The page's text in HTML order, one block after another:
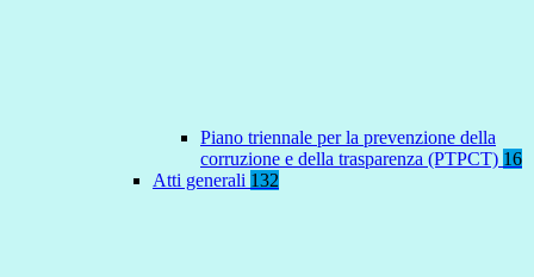
Piano triennale per la prevenzione della
corruzione e della trasparenza (PTPCT) 16
Atti generali 132